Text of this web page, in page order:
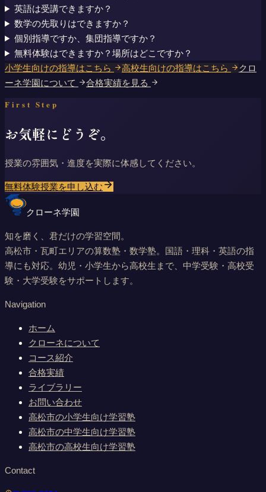
英語は受講できますか？
数学の先取りはできますか？
個別指導ですか、集団指導ですか？
無料体験はできますか？場所はどこですか？
小学生向けの指導はこちら
高校生向けの指導はこちら
クロ
ーネ学園について
合格実績を見る
First Step
お気軽にどうぞ。
授業の雰囲気・進度を実際に体感してください。
無料体験授業を申し込む
クローネ学園
知を磨く、君だけの学習空間。
高松市・瓦町エリアの算数塾・数学塾。国語・理科・英語の指
導にも対応。幼児・小学生から高校生まで、中学受験・高校受
験・大学受験をサポートします。
Navigation
ホーム
クローネについて
コース紹介
合格実績
ライブラリー
お問い合わせ
高松市の小学生向け学習塾
高松市の中学生向け学習塾
高松市の高校生向け学習塾
Contact